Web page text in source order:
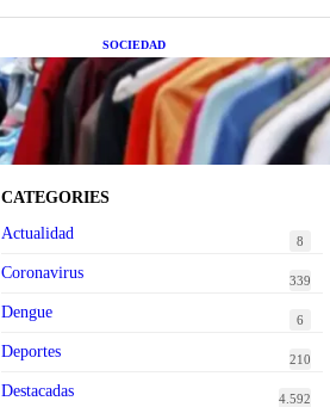
SOCIEDAD
Las grandes marcas globales
se suman a la tendencia de la
ropa de segunda mano
premium
CATEGORIES
Actualidad
8
Coronavirus 339
Dengue 6
Deportes 210
Destacadas 4.592